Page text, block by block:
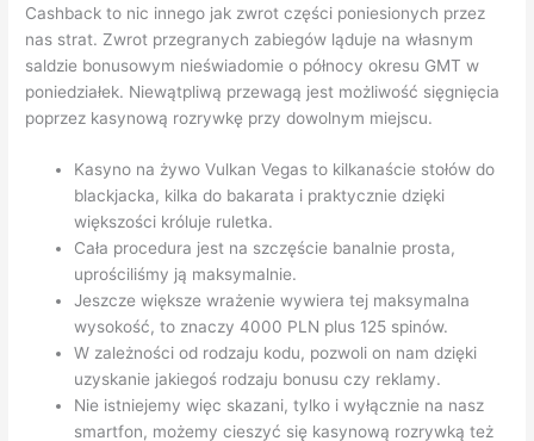
Cashback to nic innego jak zwrot części poniesionych przez
nas strat. Zwrot przegranych zabiegów ląduje na własnym
saldzie bonusowym nieświadomie o północy okresu GMT w
poniedziałek. Niewątpliwą przewagą jest możliwość sięgnięcia
poprzez kasynową rozrywkę przy dowolnym miejscu.
Kasyno na żywo Vulkan Vegas to kilkanaście stołów do
blackjacka, kilka do bakarata i praktycznie dzięki
większości króluje ruletka.
Cała procedura jest na szczęście banalnie prosta,
uprościliśmy ją maksymalnie.
Jeszcze większe wrażenie wywiera tej maksymalna
wysokość, to znaczy 4000 PLN plus 125 spinów.
W zależności od rodzaju kodu, pozwoli on nam dzięki
uzyskanie jakiegoś rodzaju bonusu czy reklamy.
Nie istniejemy więc skazani, tylko i wyłącznie na nasz
smartfon, możemy cieszyć się kasynową rozrywką też